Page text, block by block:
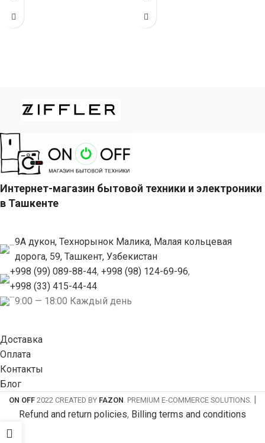
удаление влаги из белья,
Интернет-магазин бытовой техники и электроники
в Ташкенте
9А дукон, Технорынок Малика, Малая кольцевая
дорога, 59, Ташкент, Узбекистан
+998 (99) 089-88-44, +998 (98) 124-69-96,
+998 (33) 415-44-44
9:00 — 18:00 Каждый день
Доставка
Оплата
Контакты
Блог
ON OFF 2022 CREATED BY FAZON. PREMIUM E-COMMERCE SOLUTIONS.|
Refund and return policies, Billing terms and conditions